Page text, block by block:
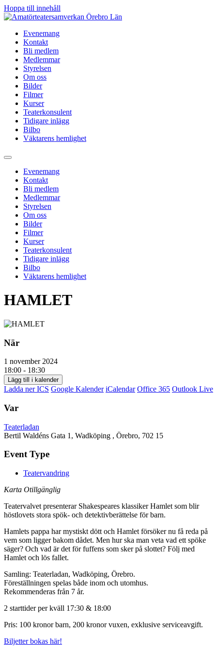
Hoppa till innehåll
Evenemang
Kontakt
Bli medlem
Medlemmar
Styrelsen
Om oss
Bilder
Filmer
Kurser
Teaterkonsulent
Tidigare inlägg
Bilbo
Väktarens hemlighet
Evenemang
Kontakt
Bli medlem
Medlemmar
Styrelsen
Om oss
Bilder
Filmer
Kurser
Teaterkonsulent
Tidigare inlägg
Bilbo
Väktarens hemlighet
HAMLET
När
1 november 2024
18:00 - 18:30
Lägg till i kalender
Ladda ner ICS Google Kalender iCalendar Office 365 Outlook Live
Var
Teaterladan
Bertil Waldéns Gata 1, Wadköping , Örebro, 702 15
Event Type
Teatervandring
Karta Otillgänglig
Teatervalvet presenterar Shakespeares klassiker Hamlet som blir
höstlovets stora spök- och detektivberättelse för barn.
Hamlets pappa har mystiskt dött och Hamlet försöker nu få reda på
vem som ligger bakom dådet. Men hur ska man veta vad ett spöke
säger? Och vad är det för fuffens som sker på slottet? Följ med
Hamlet och lös fallet.
Samling: Teaterladan, Wadköping, Örebro.
Föreställningen spelas både inom och utomhus.
Rekommenderas från 7 år.
2 starttider per kväll 17:30 & 18:00
Pris: 100 kronor barn, 200 kronor vuxen, exklusive serviceavgift.
Biljetter bokas här!